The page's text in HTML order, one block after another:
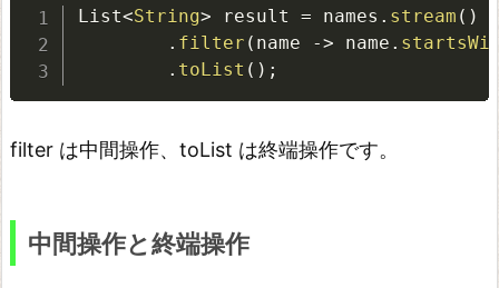
f
i
n
r
List<String> result = names . stream ( )
. filter ( name -> name .
. toList ( ) ;
filter は中間操作、toList は終端操作です。
中間操作と終端操作